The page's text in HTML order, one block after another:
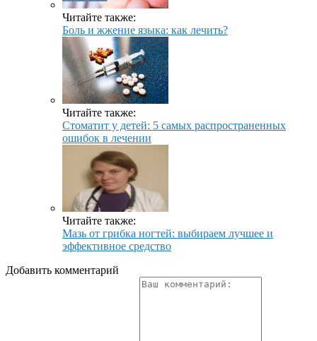
Читайте также:
Боль и жжение языка: как лечить?
Читайте также:
Стоматит у детей: 5 самых распространенных
ошибок в лечении
Читайте также:
Мазь от грибка ногтей: выбираем лучшее и
эффективное средство
Добавить комментарий